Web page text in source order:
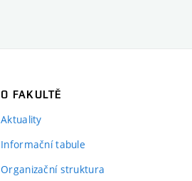
O FAKULTĚ
Aktuality
Informační tabule
Organizační struktura